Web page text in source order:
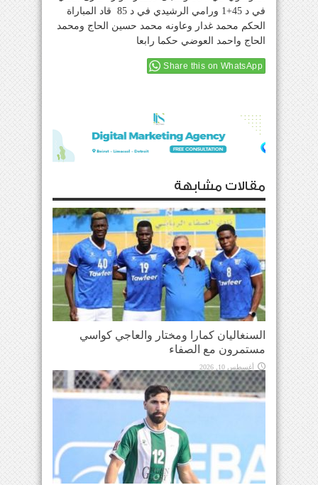
في د 45+1 ورامي الرشيدي في د 85 قاد المباراة
الحكم محمد غدار وعاونه محمد حسين الحاج ومحمد
الحاج واحمد العوضي حكما رابعا
Share this on WhatsApp
مقالات مشابهة
السنغاليان كمارا ومختار والعاجي كواسي
مستمرون مع الصفاء
أغسطس 10, 2026